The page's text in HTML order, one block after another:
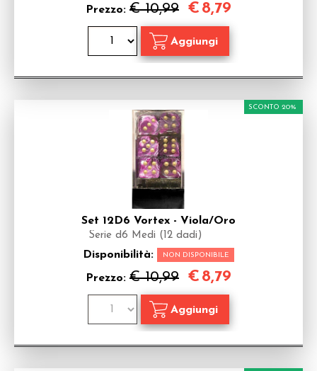
Prezzo: € 10,99 € 8,79
Set 12D6 Vortex - Viola/Oro
Serie d6 Medi (12 dadi)
Disponibilità: NON DISPONIBILE
Prezzo: € 10,99
SCONTO 20%
€ 8,79